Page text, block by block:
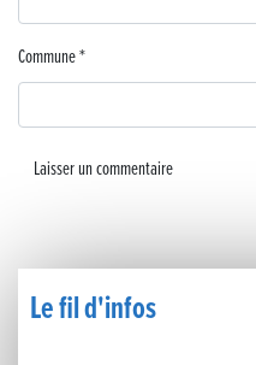
BOCA no BECO pour le lancement du
Concours Hippique de Saut
Le Carnavélo 2025 a illuminé Lons-le-
Le fil d'infos
Commune*